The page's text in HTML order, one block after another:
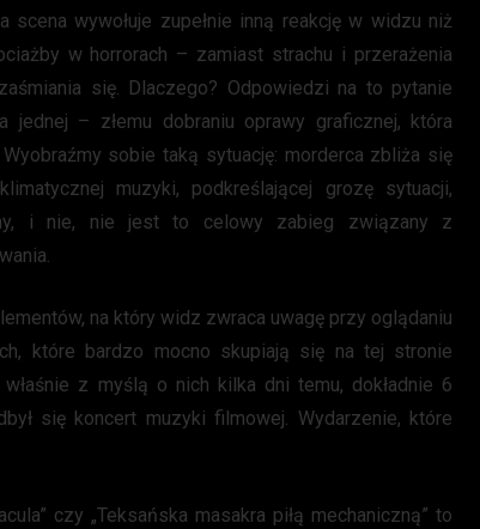
wywołuje zupełnie inną reakcję w widzu niż
w horrorach – zamiast strachu i przerażenia
się. Dlaczego? Odpowiedzi na to pytanie
– złemu dobraniu oprawy graficznej, która
sobie taką sytuację: morderca zbliża się
muzyki, podkreślającej grozę sytuacji,
i nie, nie jest to celowy zabieg związany z
na który widz zwraca uwagę przy oglądaniu
które bardzo mocno skupiają się na tej stronie
z myślą o nich kilka dni temu, dokładnie 6
się koncert muzyki filmowej. Wydarzenie, które
czy „Teksańska masakra piłą mechaniczną” to